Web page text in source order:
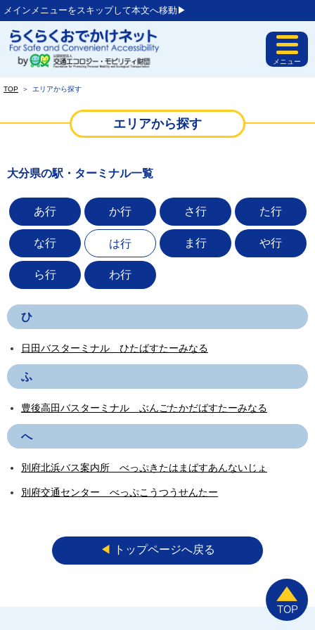
メインメニューをスキップして本文へ移動▶︎
メニュー
TOP ＞ エリアから探す
エリアから探す
大分県の駅・ターミナル一覧
あ行 か行 さ行 た行
な行 は行 ま行 や行
ら行 わ行
ひ
日田バスターミナル ひたばすたーみなる
ふ
豊後高田バスターミナル ぶんごたかだばすたーみなる
へ
別府北浜バス案内所 べっぷきたはまばすあんないじょ
別府交通センター べっぷこうつうせんたー
◀︎ トップページへ戻る